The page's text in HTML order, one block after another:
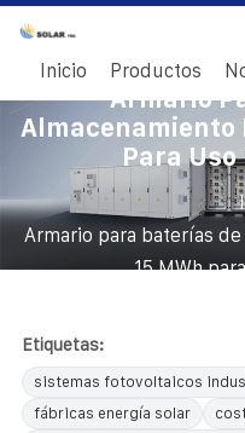
Inicio Productos
Armario
Almacenamiento
Para
Armario para baterías
15 MWh
Etiquetas:
sistemas fotovoltaicos
fábricas energía solar